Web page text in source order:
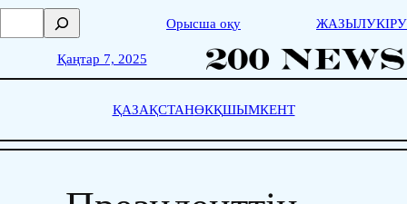
Skip
о
с
Орысша оқу ЖАЗЫЛУКІРУ
Қаңтар 7, 2025
ҚАЗАҚСТАНӨКҚШЫМКЕНТ